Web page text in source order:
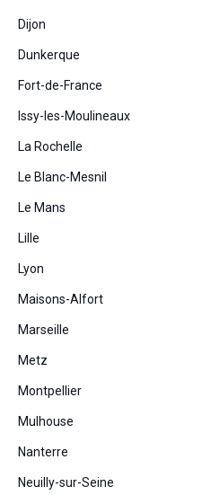
Dijon
Dunkerque
Fort-de-France
Issy-les-Moulineaux
La Rochelle
Le Blanc-Mesnil
Le Mans
Lille
Lyon
Maisons-Alfort
Marseille
Metz
Montpellier
Mulhouse
Nanterre
Neuilly-sur-Seine